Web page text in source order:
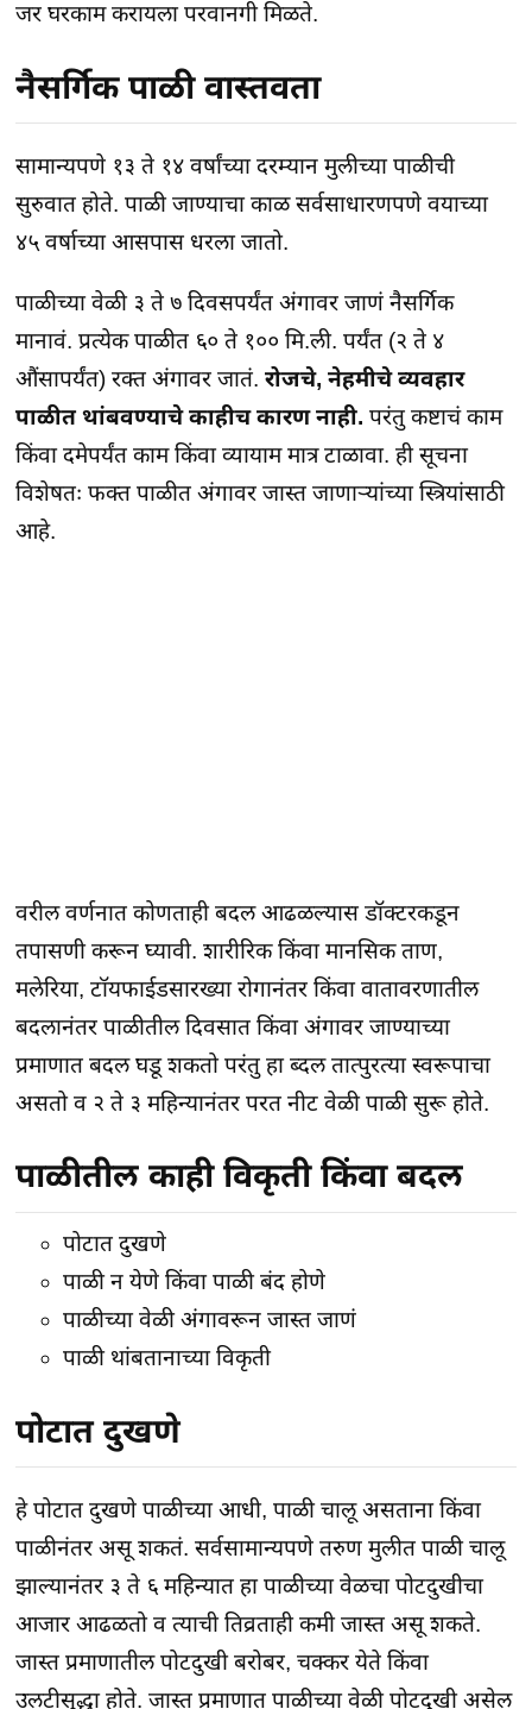
जर घरकाम करायला परवानगी मिळते.
नैसर्गिक पाळी वास्तवता
सामान्यपणे १३ ते १४ वर्षांच्या दरम्यान मुलीच्या पाळीची
सुरुवात होते. पाळी जाण्याचा काळ सर्वसाधारणपणे वयाच्या
४५ वर्षाच्या आसपास धरला जातो.
पाळीच्या वेळी ३ ते ७ दिवसपर्यंत अंगावर जाणं नैसर्गिक
मानावं. प्रत्येक पाळीत ६० ते १०० मि.ली. पर्यंत (२ ते ४
औंसापर्यंत) रक्त अंगावर जातं.रोजचे, नेहमीचे व्यवहार
पाळीत थांबवण्याचे काहीच कारण नाही. परंतु कष्टाचं काम
किंवा दमेपर्यंत काम किंवा व्यायाम मात्र टाळावा. ही सूचना
विशेषतः फक्त पाळीत अंगावर जास्त जाणाऱ्यांच्या स्त्रियांसाठी
आहे.
वरील वर्णनात कोणताही बदल आढळल्यास डॉक्टरकडून
तपासणी करून घ्यावी. शारीरिक किंवा मानसिक ताण,
मलेरिया, टॉयफाईडसारख्या रोगानंतर किंवा वातावरणातील
बदलानंतर पाळीतील दिवसात किंवा अंगावर जाण्याच्या
प्रमाणात बदल घडू शकतो परंतु हा ब्दल तात्पुरत्या स्वरूपाचा
असतो व २ ते ३ महिन्यानंतर परत नीट वेळी पाळी सुरू होते.
पाळीतील काही विकृती किंवा बदल
पोटात दुखणे
पाळी न येणे किंवा पाळी बंद होणे
पाळीच्या वेळी अंगावरून जास्त जाणं
पाळी थांबतानाच्या विकृती
पोटात दुखणे
हे पोटात दुखणे पाळीच्या आधी, पाळी चालू असताना किंवा
पाळीनंतर असू शकतं. सर्वसामान्यपणे तरुण मुलीत पाळी चालू
झाल्यानंतर ३ ते ६ महिन्यात हा पाळीच्या वेळचा पोटदुखीचा
आजार आढळतो व त्याची तिव्रताही कमी जास्त असू शकते.
जास्त प्रमाणातील पोटदुखी बरोबर, चक्कर येते किंवा
उलटीसुद्धा होते. जास्त प्रमाणात पाळीच्या वेळी पोटदुखी असेल